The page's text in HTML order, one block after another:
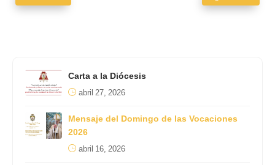
Carta a la Diócesis
abril 27, 2026
Mensaje del Domingo de las Vocaciones
2026
abril 16, 2026